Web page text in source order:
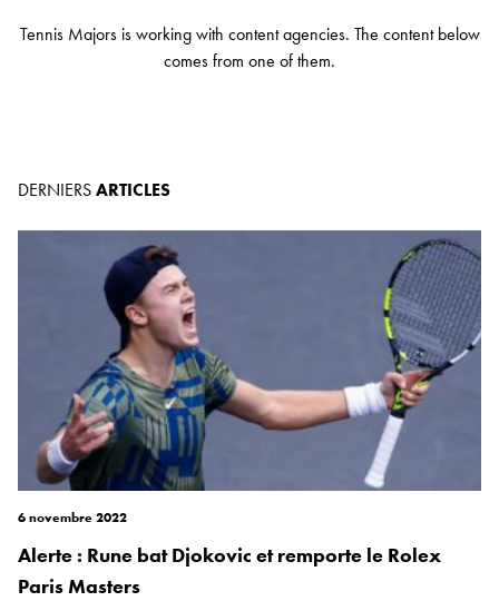
Tennis Majors is working with content agencies. The content below
comes from one of them.
DERNIERSARTICLES
6 novembre 2022
Alerte : Rune bat Djokovic et remporte le Rolex
Paris Masters